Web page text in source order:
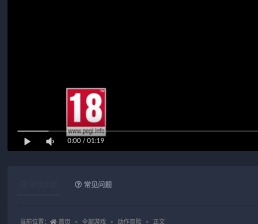
0:00 / 01:19
常见问题
当前位置： 首页 全部游戏 动作冒险 正文